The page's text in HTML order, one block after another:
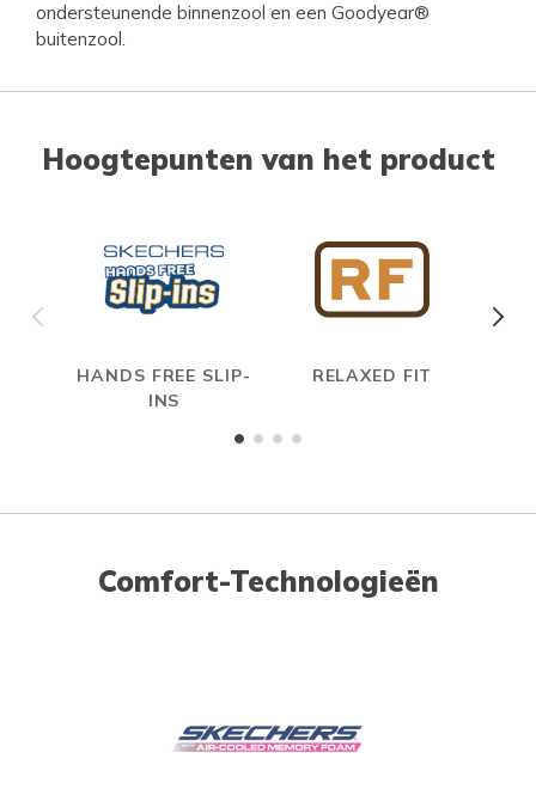
ondersteunende binnenzool en een Goodyear®
buitenzool.
Hoogtepunten van het product
HANDS FREE SLIP-
INS
RELAXED FIT
Comfort-Technologieën